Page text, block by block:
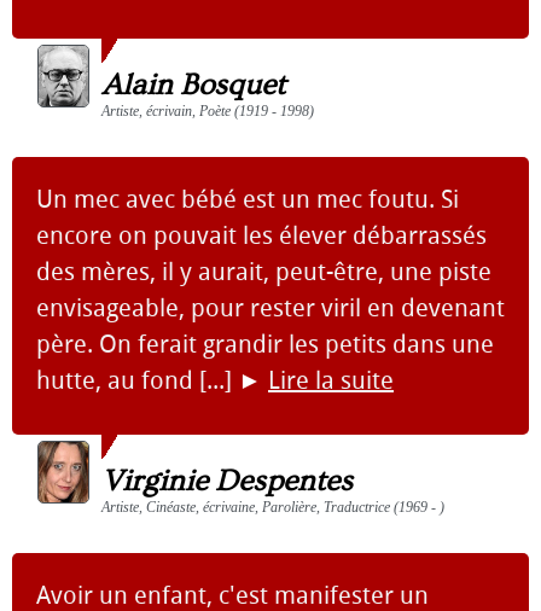
Alain Bosquet
Artiste, écrivain, Poète (1919 - 1998)
Un mec avec bébé est un mec foutu. Si
encore on pouvait les élever débarrassés
des mères, il y aurait, peut-être, une piste
envisageable, pour rester viril en devenant
père. On ferait grandir les petits dans une
hutte, au fond [...] ► Lire la suite
Virginie Despentes
Artiste, Cinéaste, écrivaine, Parolière, Traductrice (1969 - )
Avoir un enfant, c'est manifester un